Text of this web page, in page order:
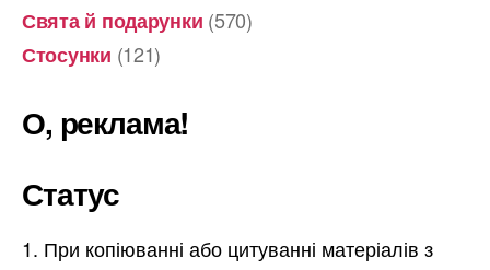
Свята й подарунки (570)
Стосунки (121)
О, реклама!
Статус
При копіюванні або цитуванні матеріалів з